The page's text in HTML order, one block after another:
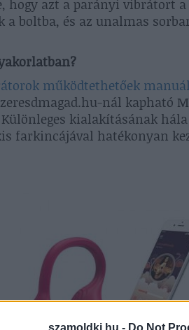
szamoldki.hu - Do Not
hogy azt a parányi vibrátort
a boltba, és az unalmas
működtethetőek
nál kapható
kialakításának
farkincájával hatékonyan